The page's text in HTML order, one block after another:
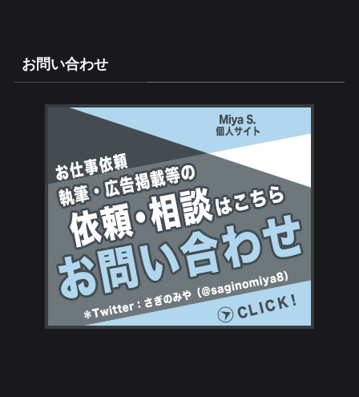
お問い合わせ